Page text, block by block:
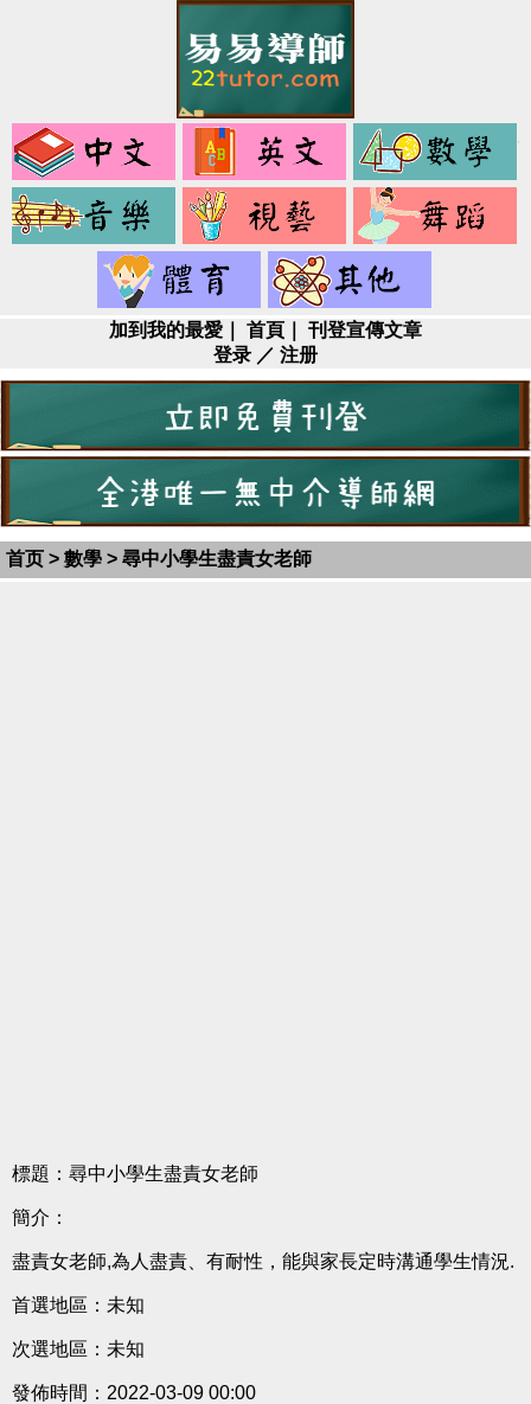
中
文
音
藝
健
身
加到我的最愛 首頁
刊登宣傳文章
登录 ／ 注册
首页 > 數學 > 尋中小學生盡責女老師
標題：尋中小學生盡責女老師
簡介：
盡責女老師,為人盡責、有耐性，能與家長定時溝通學生情況.
首選地區：未知
次選地區：未知
發佈時間：2022-03-09 00:00